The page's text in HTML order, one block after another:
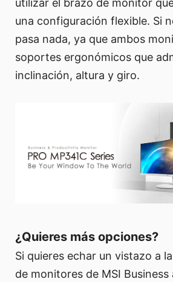
utilizar el brazo de monitor
una configuración flexible. Si
pasa nada, ya que ambos
soportes ergonómicos que
inclinación, altura y giro.
¿Quieres más opciones?
Si quieres echar un vistazo a
de monitores de MSI Business